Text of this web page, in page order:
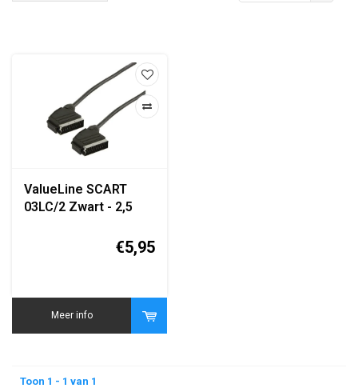
ValueLine SCART
03LC/2 Zwart - 2,5
€5,95
Meer info
Toon 1 - 1 van 1